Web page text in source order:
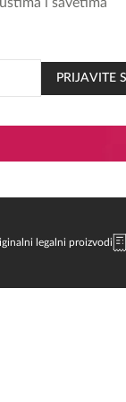
PRIJAVITE
legalni proizvodi